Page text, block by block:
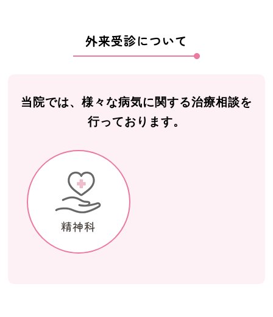
外来受診について
当院では、様々な病気に関する治療相談を
行っております。
精神科